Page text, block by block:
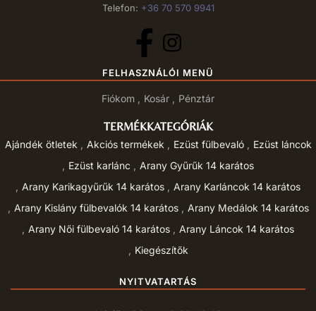
Telefon: +36 70 570 9941
FELHASZNÁLÓI MENÜ
Fiókom Kosár Pénztár
TERMÉKKATEGÓRIÁK
Ajándék ötletek Akciós termékek Ezüst fülbevaló
Ezüst láncok
Ezüst karlánc
Arany Gyűrűk 14 karátos
Arany Karikagyűrűk 14 karátos
Arany Karláncok 14 karátos
Arany Kislány fülbevalók 14 karátos
Arany Medálok 14 karátos
Arany Női fülbevaló 14 karátos
Arany Láncok 14 karátos
Kiegészítők
NYITVATARTÁS